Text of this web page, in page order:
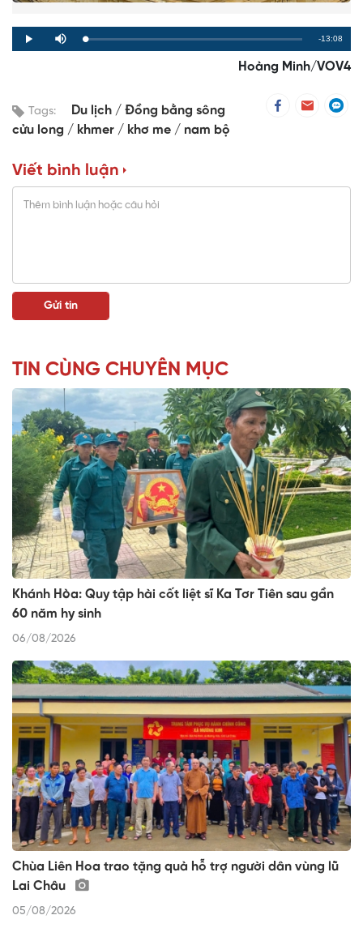
Play Mute Loaded:
0%
Progress:
0%
Remaining
Time
-13:08
Hoàng Minh/VOV4
Tags: Du lịch
Đồng bằng sông
cửu long
khmer khơ me nam bộ
Viết bình luận
TIN CÙNG CHUYÊN MỤC
Khánh Hòa: Quy tập hài cốt liệt sĩ Ka Tơr Tiên sau gần
60 năm hy sinh
06/08/2026
Chùa Liên Hoa trao tặng quà hỗ trợ người dân vùng lũ
Lai Châu
05/08/2026